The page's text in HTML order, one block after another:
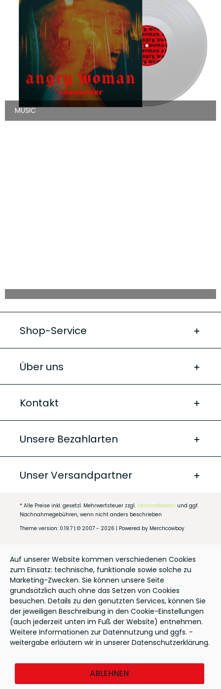
MUSIC
Shop-Service
Über uns
Kontakt
Unsere Bezahlarten
Unser Versandpartner
* Alle Preise inkl. gesetzl. Mehrwertsteuer zzgl. Versandkosten und ggf.
Nachnahmegebühren, wenn nicht anders beschrieben
Theme version: 0.19.7 | © 2007 - 2026 | Powered by Merchcowboy
Auf unserer Website kommen verschiedenen Cookies
zum Einsatz: technische, funktionale sowie solche zu
Marketing-Zwecken. Sie können unsere Seite
grundsätzlich auch ohne das Setzen von Cookies
besuchen. Details zu den genutzten Services, können Sie
der jeweiligen Beschreibung in den Cookie-Einstellungen
(auch jederzeit unten im Fuß der Website) entnehmen.
Weitere Informationen zur Datennutzung und ggfs. -
weitergabe erläutern wir in unserer Datenschutzerklärung.
ABLEHNEN